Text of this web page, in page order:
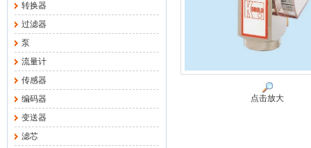
转换器
过滤器
泵
流量计
传感器
编码器
变送器
滤芯
点击放大